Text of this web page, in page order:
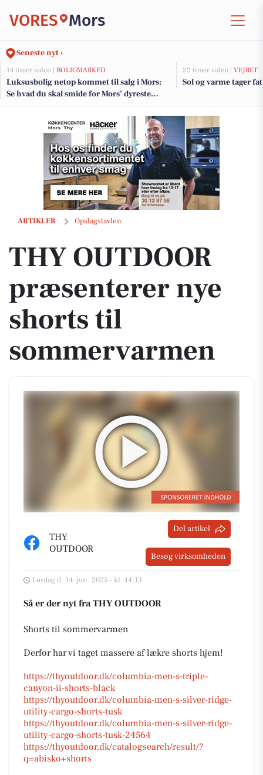
VORES Mors
Seneste nyt ›
14 timer siden | BOLIGMARKED
Luksusbolig netop kommet til salg i Mors:
Se hvad du skal smide for Mors’ dyreste
adresser her
22 timer siden | VEJRET
Sol og varme tager
ARTIKLER Opslagstavlen
THY OUTDOOR præsenterer nye shorts til sommervarmen
THY OUTDOOR
præsenterer nye
shorts til
sommervarmen
THY
OUTDOOR
Del artikel
Besøg virksomheden
Lørdag d. 14. jun. 2025 - kl. 14:13
Så er der nyt fra THY OUTDOOR
Shorts til sommervarmen
Derfor har vi taget massere af lækre shorts hjem!
https://thyoutdoor.dk/columbia-men-s-triple-
canyon-ii-shorts-black
https://thyoutdoor.dk/columbia-men-s-silver-ridge-
utility-cargo-shorts-tusk
https://thyoutdoor.dk/columbia-men-s-silver-ridge-
utility-cargo-shorts-tusk-24564
https://thyoutdoor.dk/catalogsearch/result/?
q=abisko+shorts